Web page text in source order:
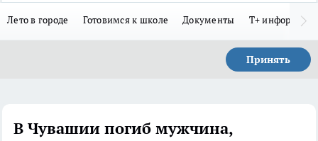
Лето в городе Готовимся к школе Документы Т+
Принять
В Чувашии погиб мужчина,